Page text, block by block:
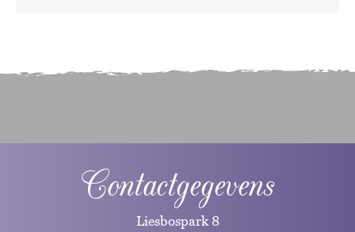
Contactgegevens
Liesbospark 8